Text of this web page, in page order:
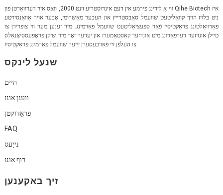
ווי אַ לידינג פירמע אין דעם אינדוסטריע זינט 2000, וואָס איר דערוואַרטן פון Qihe Biotech איז
ניט בלויז הויך קוואַליטעט שוועמל סאַבסטרייץ און העכער מאַשרומז, אָבער אויך אַוואַנסירטע
פאַרוואַלטונג פּראַקטיסיז פֿאַר ספּעציאַליטעט שוועמל פאַרמינג. מיר זענען מער ווי צופרידן צו
טיילן אונדזער דערפאַרונג מיט אונדזער קאַסטאַמערז און יעדער יאָר מיר שיקן פּראָפעססיאָנאַלס
צו העלפֿן זיי פֿאַרבעסערן זייער שוועמל פאַרמינג פּראַקטיסיז.
שנעל לינקס
היים
וועגן אונז
פּראָדוקטן
FAQ
נייַעס
רוף אונז
זיך באקענען